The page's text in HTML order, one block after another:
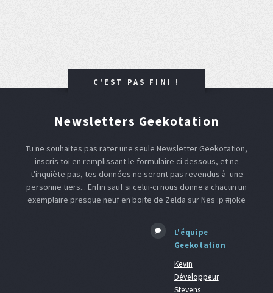
C'EST PAS FINI !
Newsletters Geekotation
Tu ne souhaites pas rater une seule Newsletter Geekotation,
inscris toi en remplissant le formulaire ci dessous, et ne
t'inquiète pas, tes données ne seront pas revendus à une
personne tiers... Enfin sauf si celui-ci nous donne a chacun un
exemplaire presque neuf en boite de Zelda sur Nes :p #joke
L'équipe
Geekotation
Kevin
Développeur
Stevens